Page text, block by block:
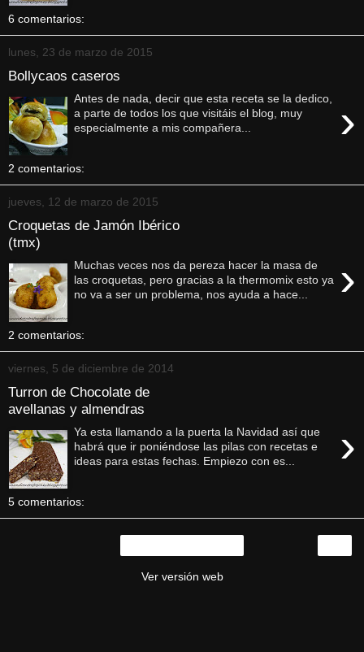
6 comentarios:
lunes, 23 de marzo de 2015
Bollycaos caseros
›
Antes de nada, decir que esta receta se la dedico,
a parte de todos los que visitáis el blog, muy
especialmente a mis compañera...
2 comentarios:
jueves, 12 de marzo de 2015
Croquetas de Jamón Ibérico
(tmx)
›
Muchas veces nos da pereza hacer la masa de
las croquetas, pero gracias a la thermomix esto ya
no va a ser un problema, nos ayuda a hace...
2 comentarios:
viernes, 5 de diciembre de 2014
Turron de Chocolate de
avellanas y almendras
›
Ya esta llamando a la puerta la Navidad así que
habrá que ir poniéndose las pilas con recetas e
ideas para estas fechas. Empiezo con es...
5 comentarios:
Ver versión web